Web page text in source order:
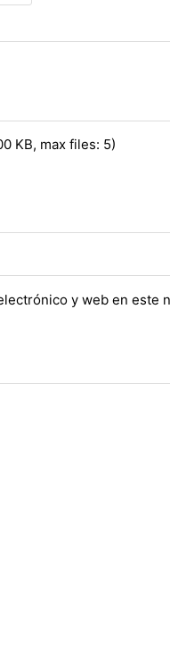
KB, max files: 5)
y web en este